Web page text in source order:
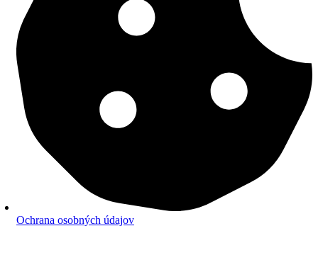
Ochrana osobných údajov